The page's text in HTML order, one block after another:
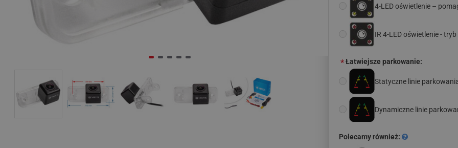
4-LED oświetlenie –
IR 4-LED oświetlenie -
Łatwiejsze parkowanie:
Statyczne linie
Dynamiczne linie
Polecamy również: